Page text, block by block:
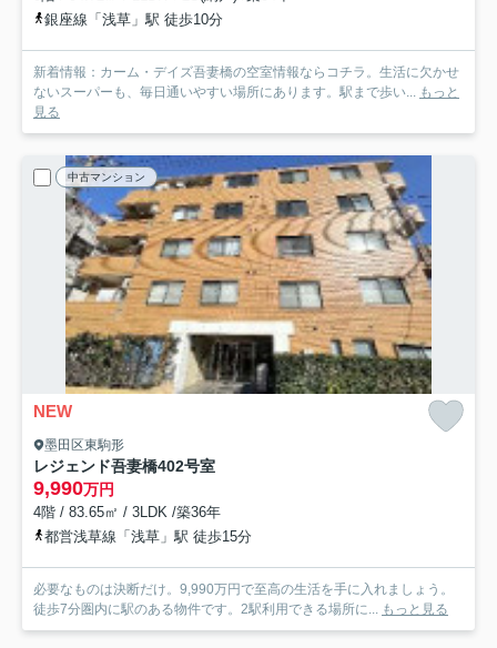
銀座線「浅草」駅 徒歩10分
新着情報：カーム・デイズ吾妻橋の空室情報ならコチラ。生活に欠かせ
ないスーパーも、毎日通いやすい場所にあります。駅まで歩い... もっと
見る
中古マンション
NEW
墨田区東駒形
レジェンド吾妻橋402号室
9,990万円
4階 / 83.65㎡ / 3LDK /築36年
都営浅草線「浅草」駅 徒歩15分
必要なものは決断だけ。9,990万円で至高の生活を手に入れましょう。
徒歩7分圏内に駅のある物件です。2駅利用できる場所に... もっと見る